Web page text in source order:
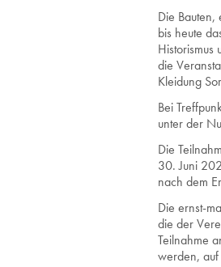
Die
bis heute
die
Kleidung
Bei
unter der
Die
30. Juni
nach dem
Die ernst-
die der
Teilnahme
werden,